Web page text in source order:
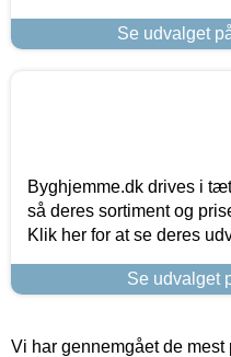
Se udvalget
Byghjemme.dk drives i
så deres sortiment og
Klik her for at se deres
Se udvalget
Vi har gennemgået de